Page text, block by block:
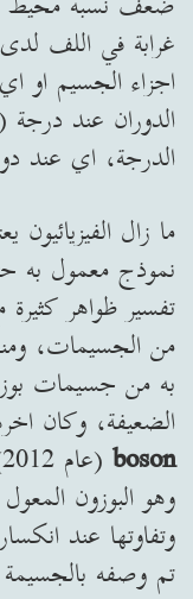
غرابة في اللف
اجزاء الجسيم او
الدرجة، اي عند
ما زال
نموذج معمول به
تفسير ظواهر كثيرة
من الجسيمات،
الضعيفة، وكان
boson
وهو البوزون
وتفاوتها عند
تم وصفه بالجسيمة